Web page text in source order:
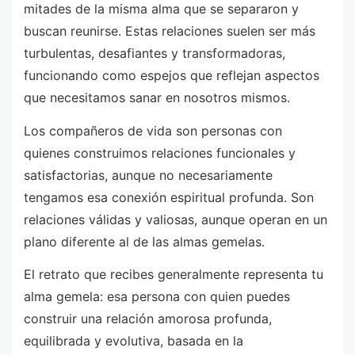
mitades de la misma alma que se separaron y
buscan reunirse. Estas relaciones suelen ser más
turbulentas, desafiantes y transformadoras,
funcionando como espejos que reflejan aspectos
que necesitamos sanar en nosotros mismos.
Los compañeros de vida son personas con
quienes construimos relaciones funcionales y
satisfactorias, aunque no necesariamente
tengamos esa conexión espiritual profunda. Son
relaciones válidas y valiosas, aunque operan en un
plano diferente al de las almas gemelas.
El retrato que recibes generalmente representa tu
alma gemela: esa persona con quien puedes
construir una relación amorosa profunda,
equilibrada y evolutiva, basada en la